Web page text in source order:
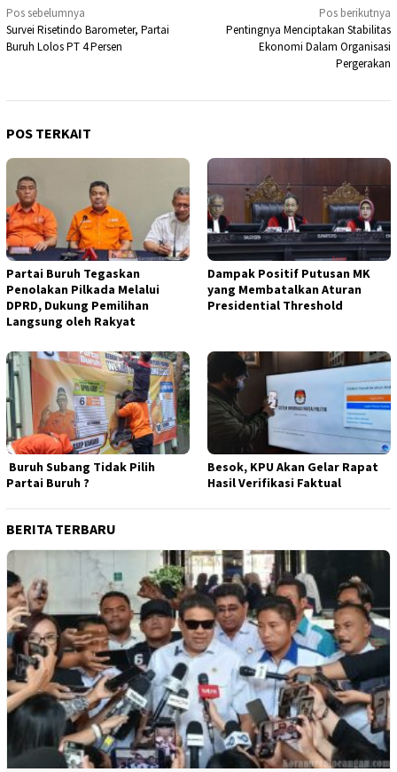
Navigasi
pos
Pos sebelumnya
Survei Risetindo Barometer, Partai
Buruh Lolos PT 4 Persen
Pos berikutnya
Pentingnya Menciptakan Stabilitas
Ekonomi Dalam Organisasi
Pergerakan
POS TERKAIT
Partai Buruh Tegaskan
Penolakan Pilkada Melalui
DPRD, Dukung Pemilihan
Langsung oleh Rakyat
Dampak Positif Putusan MK
yang Membatalkan Aturan
Presidential Threshold
Buruh Subang Tidak Pilih
Partai Buruh ?
Besok, KPU Akan Gelar Rapat
Hasil Verifikasi Faktual
BERITA TERBARU